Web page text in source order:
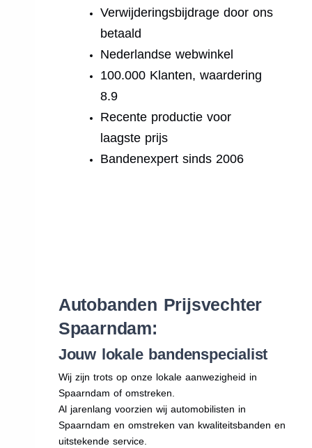
Verwijderingsbijdrage door ons
betaald
Nederlandse webwinkel
100.000 Klanten, waardering
8.9
Recente productie voor
laagste prijs
Bandenexpert sinds 2006
Autobanden Prijsvechter
Spaarndam:
Jouw lokale bandenspecialist
Wij zijn trots op onze lokale aanwezigheid in
Spaarndam of omstreken.
Al jarenlang voorzien wij automobilisten in
Spaarndam en omstreken van kwaliteitsbanden en
uitstekende service.